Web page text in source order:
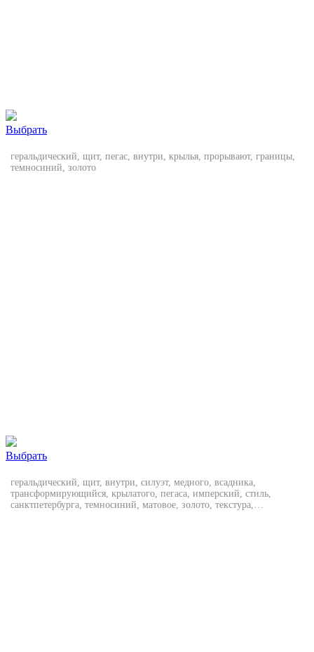
Выбрать
геральдический, щит, пегас, внутри, крылья, прорывают, границы,
темносиний, золото
Выбрать
геральдический, щит, внутри, силуэт, медного, всадника,
трансформирующийся, крылатого, пегаса, имперский, стиль,
санктпетербурга, темносиний, матовое, золото, текстура,